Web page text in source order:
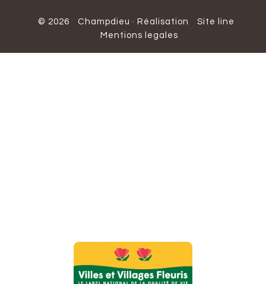
© 2026 Champdieu · Réalisation
Site line
Mentions legales